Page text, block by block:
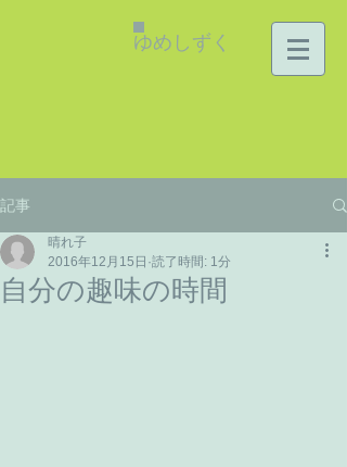
ゆめしずく
記事
自分の趣味の時間
晴れ子
2016年12月15日 読了時間: 1分